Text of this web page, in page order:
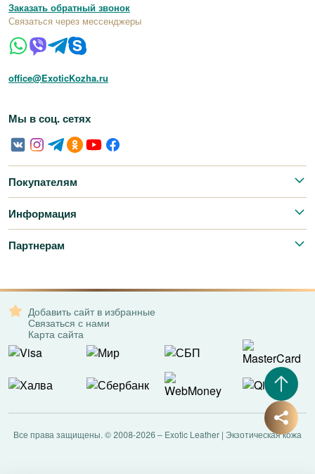
Заказать обратный звонок
Связаться через мессенджеры
office@ExoticKozha.ru
Мы в соц. сетях
Покупателям
Информация
Партнерам
Добавить сайт в избранные
Связаться с нами
Карта сайта
Все права защищены. © 2008-2026 – Exotic Leather | Экзотическая кожа